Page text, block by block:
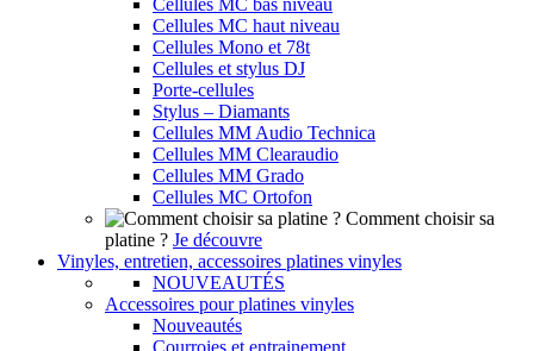
Cellules MC bas niveau
Cellules MC haut niveau
Cellules Mono et 78t
Cellules et stylus DJ
Porte-cellules
Stylus – Diamants
Cellules MM Audio Technica
Cellules MM Clearaudio
Cellules MM Grado
Cellules MC Ortofon
Comment choisir sa
platine ? Je découvre
Vinyles, entretien, accessoires platines vinyles
NOUVEAUTÉS
Accessoires pour platines vinyles
Nouveautés
Courroies et entrainement